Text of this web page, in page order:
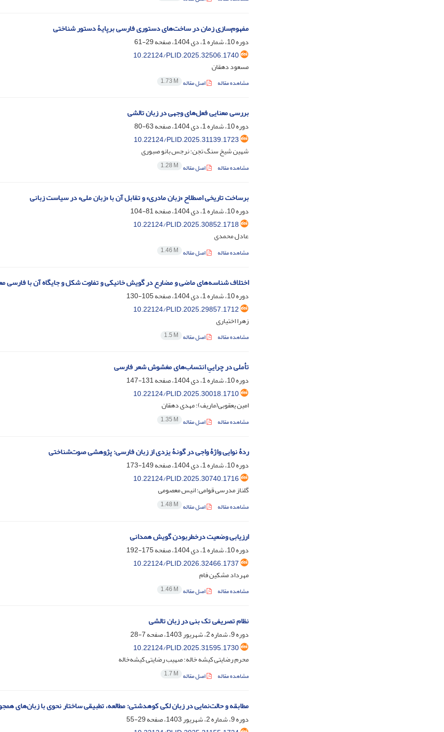
مفهوم‌سازی زمان در ساخت‌های دستوری فارسی برپایۀ دستور شناختی
دوره 10، شماره 1، دی 1404، صفحه
29-61
10.22124/PLID.2025.32506.1740
مسعود دهقان
مشاهده مقاله اصل مقاله 1.73 M
بررسی معنایی فعل‌های وجهی در زبان تالشی
دوره 10، شماره 1، دی 1404، صفحه
63-80
10.22124/PLID.2025.31139.1723
شهین شیخ سنگ تجن؛ نرجس بانو صبوری
مشاهده مقاله اصل مقاله 1.28 M
برساخت تاریخی اصطلاح «زبان مادری» و تقابل آن با «زبان ملی» در سیاست زبانی
دوره 10، شماره 1، دی 1404، صفحه
81-104
10.22124/PLID.2025.30852.1718
عادل محمدی
مشاهده مقاله اصل مقاله 1.46 M
اختلاف شناسه‌های ماضی و مضارع در گویش خانیکی و تفاوت شکل و جایگاه آن با فارسی
دوره 10، شماره 1، دی 1404، صفحه
105-130
10.22124/PLID.2025.29857.1712
زهرا اختیاری
مشاهده مقاله اصل مقاله 1.5 M
تأملی در چراییِ انتساب‌های مغشوش شعر فارسی
دوره 10، شماره 1، دی 1404، صفحه
131-147
10.22124/PLID.2025.30018.1710
امین یعقوبی(ماریف)؛ مهدی دهقان
مشاهده مقاله اصل مقاله 1.35 M
ردۀ نوایی واژۀ واجی در گونۀ یزدی از زبان فارسی: پژوهشی صوت‌شناختی
دوره 10، شماره 1، دی 1404، صفحه
149-173
10.22124/PLID.2025.30740.1716
گلناز مدرسی قوامی؛ انیس معصومی
مشاهده مقاله اصل مقاله 1.48 M
ارزیابی وضعیت درخطربودن گویش همدانی
دوره 10، شماره 1، دی 1404، صفحه
175-192
10.22124/PLID.2026.32466.1737
مهرداد مشکین فام
مشاهده مقاله اصل مقاله 1.46 M
نظام تصریفی تک بنی در زبان تالشی
دوره 9، شماره 2، شهریور 1403، صفحه
7-28
10.22124/PLID.2025.31595.1730
محرم رضایتی کیشه خاله؛ صهیب رضایتی کیشه‌خاله
مشاهده مقاله اصل مقاله 1.7 M
مطابقه و حالت‌نمایی در زبان لکی کوهدشتی: مطالعه، تطبیقی ساختار نحوی با زبان‌های
دوره 9، شماره 2، شهریور 1403، صفحه
29-55